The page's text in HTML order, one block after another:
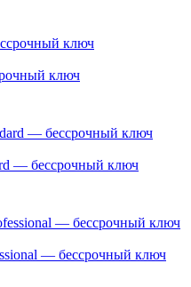
ключ
— бессрочный ключ
— бессрочный ключ